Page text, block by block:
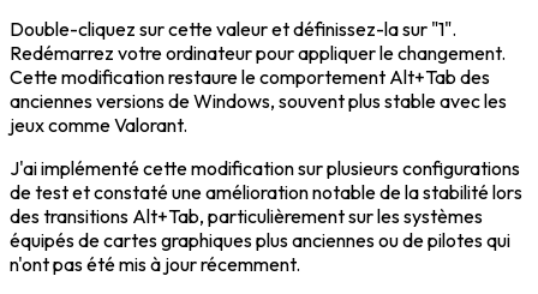
Double-cliquez sur cette valeur et définissez-la sur "1".
Redémarrez votre ordinateur pour appliquer le changement.
Cette modification restaure le comportement Alt+Tab des
anciennes versions de Windows, souvent plus stable avec les
jeux comme Valorant.
J'ai implémenté cette modification sur plusieurs configurations
de test et constaté une amélioration notable de la stabilité lors
des transitions Alt+Tab, particulièrement sur les systèmes
équipés de cartes graphiques plus anciennes ou de pilotes qui
n'ont pas été mis à jour récemment.